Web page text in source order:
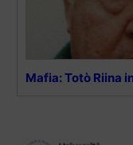
Mafia: Totò Riina